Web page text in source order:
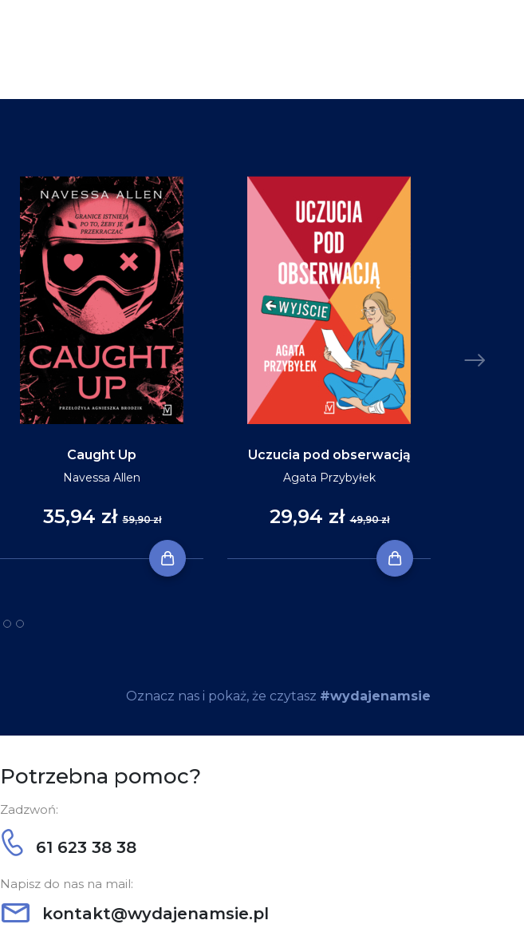
Caught Up
Navessa Allen
35,94 zł59,90 zł
Uczucia pod obserwacją
Agata Przybyłek
29,94 zł49,90 zł
Oznacz nas i pokaż, że czytasz #wydajenamsie
Potrzebna pomoc?
Zadzwoń:
61 623 38 38
Napisz do nas na mail:
kontakt@wydajenamsie.pl